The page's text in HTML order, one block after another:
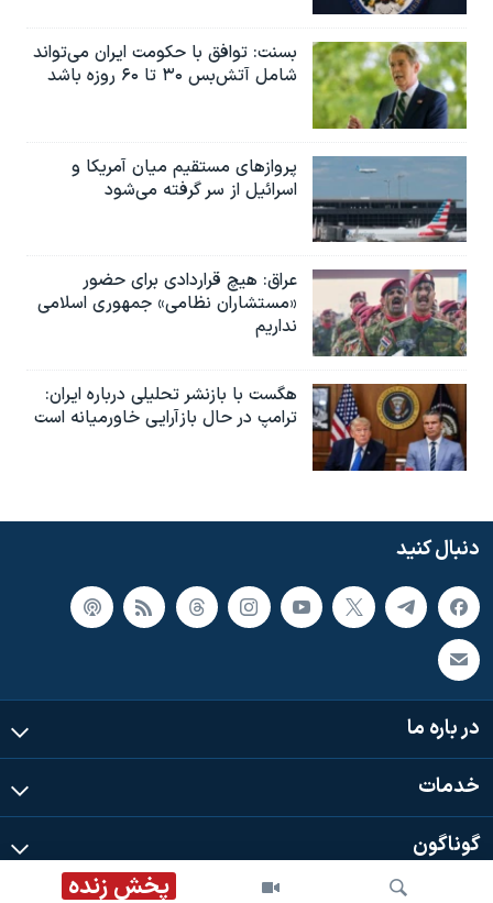
پخش زنده
بسنت: توافق با حکومت ایران می‌تواند
شامل آتش‌بس ۳۰ تا ۶۰ روزه باشد
پروازهای مستقیم میان آمریکا و
اسرائیل از سر گرفته می‌شود
عراق: هیچ قراردادی برای حضور
«مستشاران نظامی» جمهوری اسلامی
نداریم
هگست با بازنشر تحلیلی درباره ایران:
ترامپ در حال بازآرایی خاورمیانه است
دنبال کنید
در باره ما
خدمات
گوناگون